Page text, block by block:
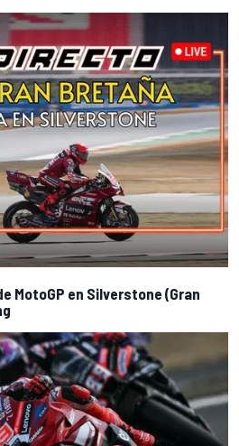
MotoGP en Silverstone (Gran